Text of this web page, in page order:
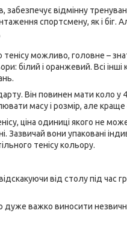
забезпечує відмінну
спортсмену, як і біг.
можливо, головне –
білий і оранжевий. Всі
Він повинен мати коло
масу і розмір, але
ціна одиниці якого не
вони упаковані
тенісу кольору.
від столу під час
дуже важко виносити